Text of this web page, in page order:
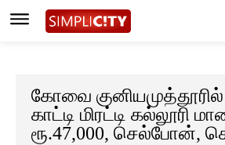
கோவை
காட்டி மிரட்டி கல்லூரி
ரூ.47,000, செல்போன்,